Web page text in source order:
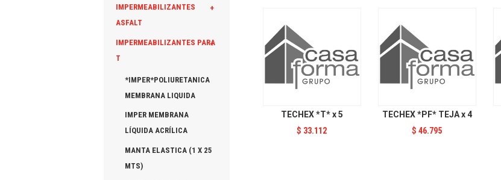
+
IMPERMEABILIZANTES
ASFALT
+
IMPERMEABILIZANTES PARA
T
*IMPER*POLIURETANICA
MEMBRANA LIQUIDA
IMPER MEMBRANA
LÍQUIDA ACRÍLICA
MANTA ELASTICA (1 X 25
MTS)
TECHEX *T* x 5
$ 33.112
TECHEX *PF* TEJA x 4
$ 46.795